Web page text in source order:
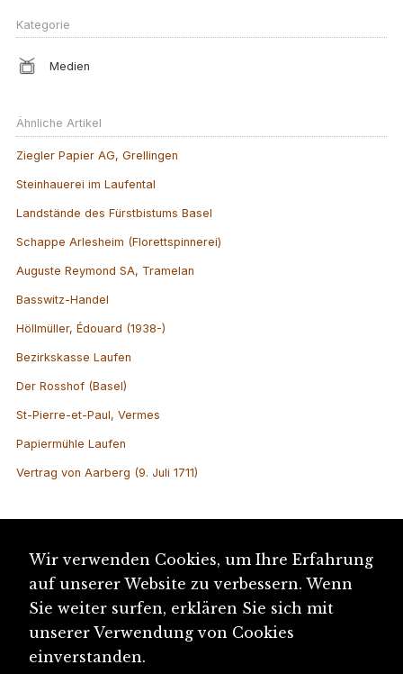
Kategorie
Medien
Ähnliche Artikel
Ziegler Papier AG, Grellingen
Steinhauerei im Laufental
Landstände des Fürstbistums Basel
Schappe Arlesheim (Florettspinnerei)
Auguste Reymond SA, Tramelan
Basswitz-Handel
Höllmüller, Édouard (1938-)
Bezirkskasse Laufen
Der Rosshof (Basel)
St-Pierre-et-Paul, Vermes
Papiermühle Laufen
Vertrag von Aarberg (9. Juli 1711)
Wir verwenden Cookies, um Ihre Erfahrung
auf unserer Website zu verbessern. Wenn
Sie weiter surfen, erklären Sie sich mit
unserer Verwendung von Cookies
einverstanden.